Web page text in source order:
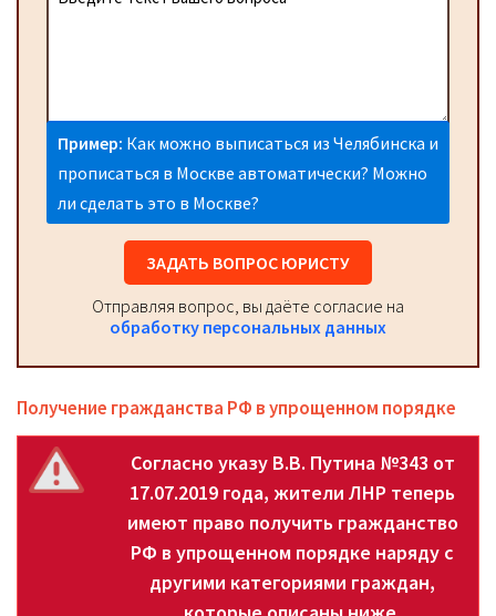
Пример: Как можно выписаться из Челябинска и
прописаться в Москве автоматически? Можно
ли сделать это в Москве?
ЗАДАТЬ ВОПРОС ЮРИСТУ
Отправляя вопрос, вы даёте согласие на
обработку персональных данных
Получение гражданства РФ в упрощенном порядке
Согласно указу В.В. Путина №343 от
17.07.2019 года, жители ЛНР теперь
имеют право получить гражданство
РФ в упрощенном порядке наряду с
другими категориями граждан,